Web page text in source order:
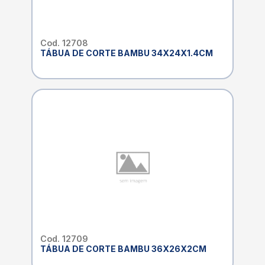
Cod. 12708
TÁBUA DE CORTE BAMBU 34X24X1.4CM
Cod. 12709
TÁBUA DE CORTE BAMBU 36X26X2CM